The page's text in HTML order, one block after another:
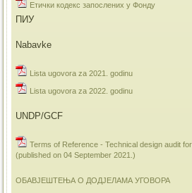
Етички кодекс запослених у Фонду
ПИУ
Nabavke
Lista ugovora za 2021. godinu
Lista ugovora za 2022. godinu
UNDP/GCF
Terms of Reference - Technical design audit
(published on 04 September 2021.)
ОБАВЈЕШТЕЊА О ДОДЈЕЛАМА УГОВОРА